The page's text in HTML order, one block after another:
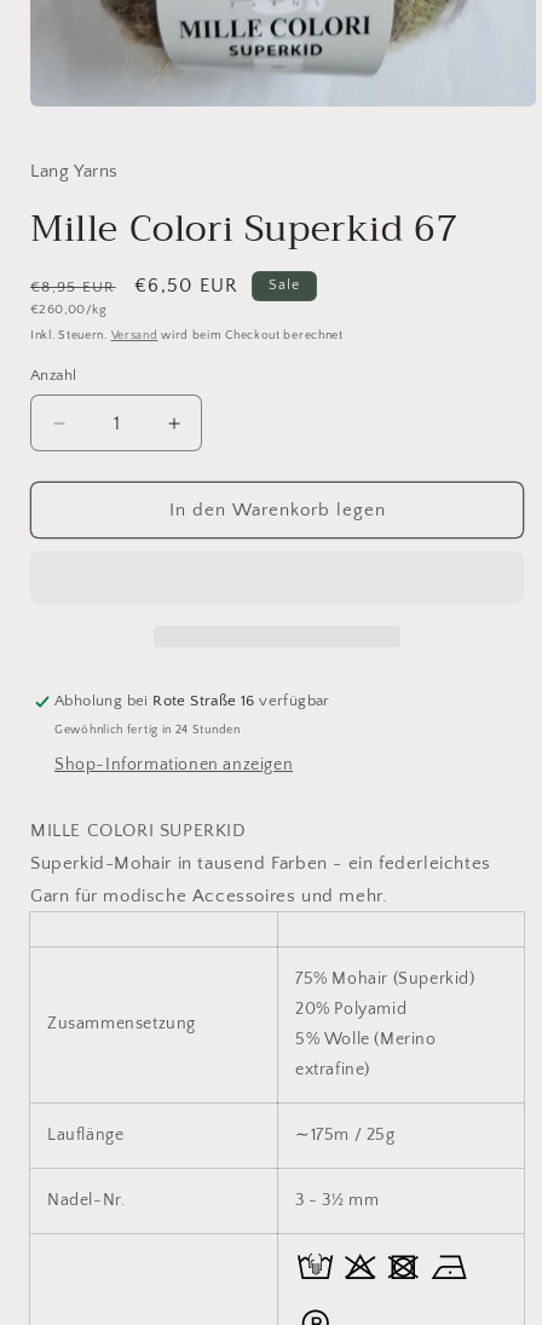
Modal
öffnen
Lang Yarns
Mille Colori Superkid 67
Normaler
Preis
€8,95 EUR Verkaufspreis
€6,50 EUR
Grundpreis
€260,00/kg
Sale
Inkl. Steuern. Versand wird beim Checkout berechnet
Anzahl
Anzahl
Verringere
die
Menge
Mille
Erhöhe
die
Menge
für
Mille
In den Warenkorb legen
Abholung bei Rote Straße 16 verfügbar
Gewöhnlich fertig in 24 Stunden
Shop-Informationen anzeigen
MILLE COLORI SUPERKID
Superkid-Mohair in tausend Farben - ein federleichtes
Garn für modische Accessoires und mehr.
Zusammensetzung
75% Mohair (Superkid)
20% Polyamid
5% Wolle (Merino
extrafine)
Lauflänge ∼175m / 25g
Nadel-Nr. 3 - 3½ mm